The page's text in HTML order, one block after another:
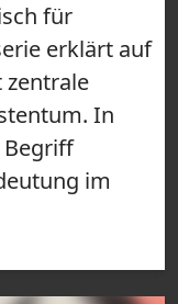
für
erklärt auf
zentrale
In
Begriff
im